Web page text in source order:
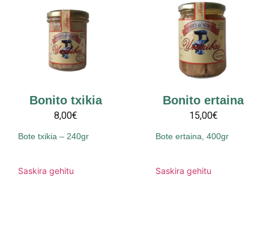
Bonito txikia
8,00€
Bote txikia – 240gr
Saskira gehitu
Bonito ertaina
15,00€
Bote ertaina, 400gr
Saskira gehitu